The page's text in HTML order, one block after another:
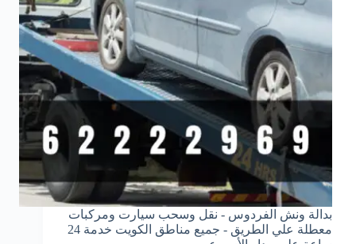
بدالة ونش الفردوس - نقل وسحب سيارت ومركبات
معطلة علي الطريق - جميع مناطق الكويت خدمة 24